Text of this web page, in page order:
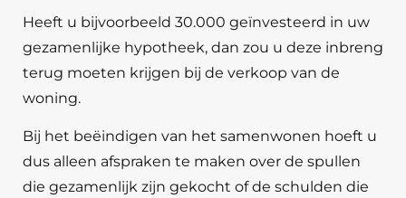
Heeft u bijvoorbeeld 30.000 geïnvesteerd in uw
gezamenlijke hypotheek, dan zou u deze inbreng
terug moeten krijgen bij de verkoop van de
woning.
Bij het beëindigen van het samenwonen hoeft u
dus alleen afspraken te maken over de spullen
die gezamenlijk zijn gekocht of de schulden die